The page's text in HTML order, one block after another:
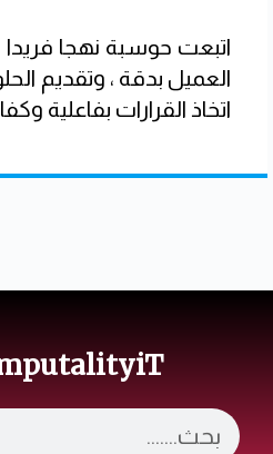
اتبعت حوسبة نهجا فريدا
العميل بدقة ، وتقديم
اتخاذ القرارات بفاعلية